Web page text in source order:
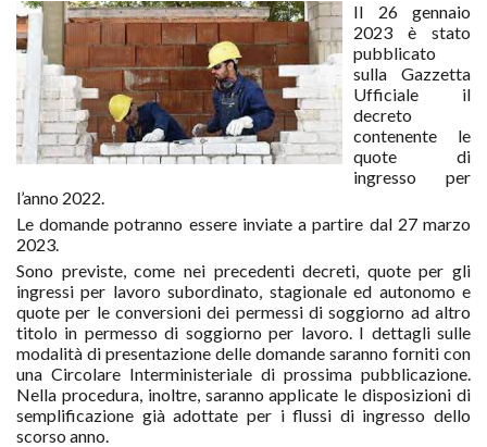
Il 26 gennaio
2023 è stato
pubblicato
sulla Gazzetta
Ufficiale il
decreto
contenente le
quote di
ingresso per
l’anno 2022.
Le domande potranno essere inviate a partire dal 27 marzo
2023.
Sono previste, come nei precedenti decreti, quote per gli
ingressi per lavoro subordinato, stagionale ed autonomo e
quote per le conversioni dei permessi di soggiorno ad altro
titolo in permesso di soggiorno per lavoro. I dettagli sulle
modalità di presentazione delle domande saranno forniti con
una Circolare Interministeriale di prossima pubblicazione.
Nella procedura, inoltre, saranno applicate le disposizioni di
semplificazione già adottate per i flussi di ingresso dello
scorso anno.